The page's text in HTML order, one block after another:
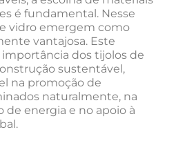
é fundamental. Nesse
vidro emergem como
vantajosa. Este
dos tijolos de
sustentável,
na promoção de
naturalmente, na
de energia e no apoio à